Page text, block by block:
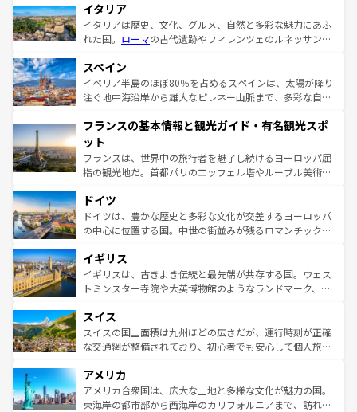
イタリア
イタリアは歴史、文化、グルメ、自然と多彩な魅力にあふ
れた国。 ローマの古代遺跡やフィレンツェのルネッサンス
ろん、トスカーナの美しい田園風景やアマルフィ海岸の絶
景など、自然景観も見逃せない。観光の合間には、本場の
ピザやパスタなど、絶品のイタリア料理を堪能することも
ませてくれるイタリアで、忘れられない旅をしてみよう！
なお、新着のイタリア情報は
しい。
スペイン
イベリア半島のほぼ80％を占めるスペインは、太陽が降り
注ぐ地中海沿岸から雄大なピレネー山脈まで、多彩な自然
文化が根付くこの国では、情熱的なフラメンコ、熱気あふ
れる闘牛、そして美味しいタパスが生活の一部となってい
る。首都マドリードの洗練された雰囲気や、バルセロナの
アートに溢れた街角から、地方では古代ローマ遺跡や中世
せる。地方によって風土や気候が異なるスペインはその個
性で訪れる人を魅了する。 なお、新着のスペイン情報は コ
ンテンツ一覧を参照してほしい。
フランスの基本情報と観光ガイド・有名観光スポ
ット
フランスは、世界中の旅行者を魅了し続けるヨーロッパ屈
指の観光地だ。首都パリのエッフェル塔やルーブル美術館
で、幅広い魅力が詰まっている。華麗な宮殿、歴史的な大
聖堂、美しいビーチ、そして豊かな自然が、訪れる者を心
から魅了する。また、フランスは美食の国としても知ら
いる。シャンパンの発祥地であるランス、プロヴァンスの
香り高いラベンダー畑など、多彩な楽しみ方が可能だ。さ
らに、パリ以外の地域にも魅力が溢れており、どの街角に
れる地方に足を運ぶとそれぞれで全く異なる文化を体験で
きるだろう。 なお、新着のフランス情報はコンテンツ一覧
を参照してほしい。
ドイツ
ドイツは、豊かな歴史と多彩な文化が交差するヨーロッパ
の中心に位置する国。中世の街並みが残るロマンチック街
顔を持つこの国は、どこを歩いても飽きることがない。ベ
ルリンの文化的活気、バイエルン州のアルプスの絶景、そ
してライン川沿いのワイン畑といった風景は必見。ビール
は、お酒好きな人にはぜひ体験してほしい。 なお、新着の
ドイツ情報はコンテンツ一覧を参照してほしい。
イギリス
イギリスは、古きよき伝統と最先端が共存する国。ウェス
トミンスター寺院や大英博物館のようなランドマーク、歴
リアごとに異なる魅力がある。また、優雅なアフタヌーン
ティー、ビール好きにはたまらない英国パブ、サッカー観
戦など、本場だからこそできる体験も豊富。イギリスを旅
ンツ一覧を参照してほしい。
スイス
スイスの国土面積は九州ほどの広さだが、運行時刻が正確
な交通網が整備されており、初心者でも安心して個人旅行
の建物がそのまま残る町や、スイスならではのユニークな
博物館もあり、アルプス観光だけでなく町歩きも満喫する
ことができる。国民の所得が高いため物価も高いが、旅行
アメリカ
アメリカ合衆国は、広大な土地と多様な文化が魅力の国。
東海岸の都市部から西海岸のカリフォルニアまで、訪れる